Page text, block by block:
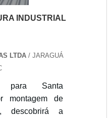
INDUSTRIAL
LTDA / JARAGUÁ
para Santa
montagem de
descobrirá a